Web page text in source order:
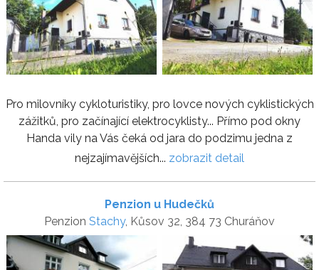
Pro milovníky cykloturistiky, pro lovce nových cyklistických
zážitků, pro začínající elektrocyklisty... Přímo pod okny
Handa vily na Vás čeká od jara do podzimu jedna z
nejzajímavějších... zobrazit detail
Penzion u Hudečků
Penzion Stachy, Kůsov 32, 384 73 Churáňov